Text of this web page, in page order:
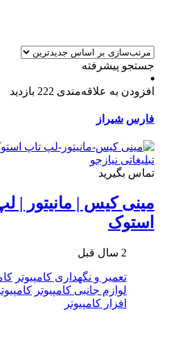
جستجو پیشرفته
افزودن به علاقه‌مندی 222 بازدید
فارس شیراز
تماس بگیرید
مینی کیس | مانیتور |
استوک
2 سال قبل
تعمیر و نگهداری کامپیوتر
لوازم جانبی کامپیوتر
افزار کامپیوتر